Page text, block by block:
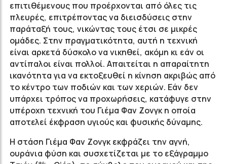
επιτιθέμενους που προέρχονται από όλες τις
πλευρές, επιτρέποντας να διεισδύσεις στην
παράταξή τους, νικώντας τους έτσι σε μικρές
ομάδες. Στην πραγματικότητα, αυτή η τεχνική
είναι αρκετά δύσκολο να νικηθεί, ακόμη κι εάν οι
αντίπαλοι είναι πολλοί. Απαιτείται η απαραίτητη
ικανότητα για να εκτοξευθεί η κίνηση ακριβώς από
το κέντρο των ποδιών και των χεριών. Εάν δεν
υπάρχει τρόπος να προχωρήσεις, κατάφυγε στην
υπέροχη τεχνική του Γιέμα Φαν Ζονγκ η οποία
αποτελεί έκφραση υγιούς και φυσικής δύναμης.
Η στάση Γιέμα Φαν Ζονγκ εκφράζει την αγνή,
ουράνια φύση και συσχετίζεται με το εξάγραμμο